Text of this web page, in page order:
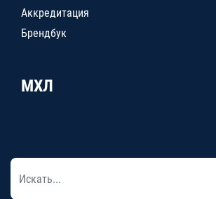
Аккредитация
Брендбук
МХЛ